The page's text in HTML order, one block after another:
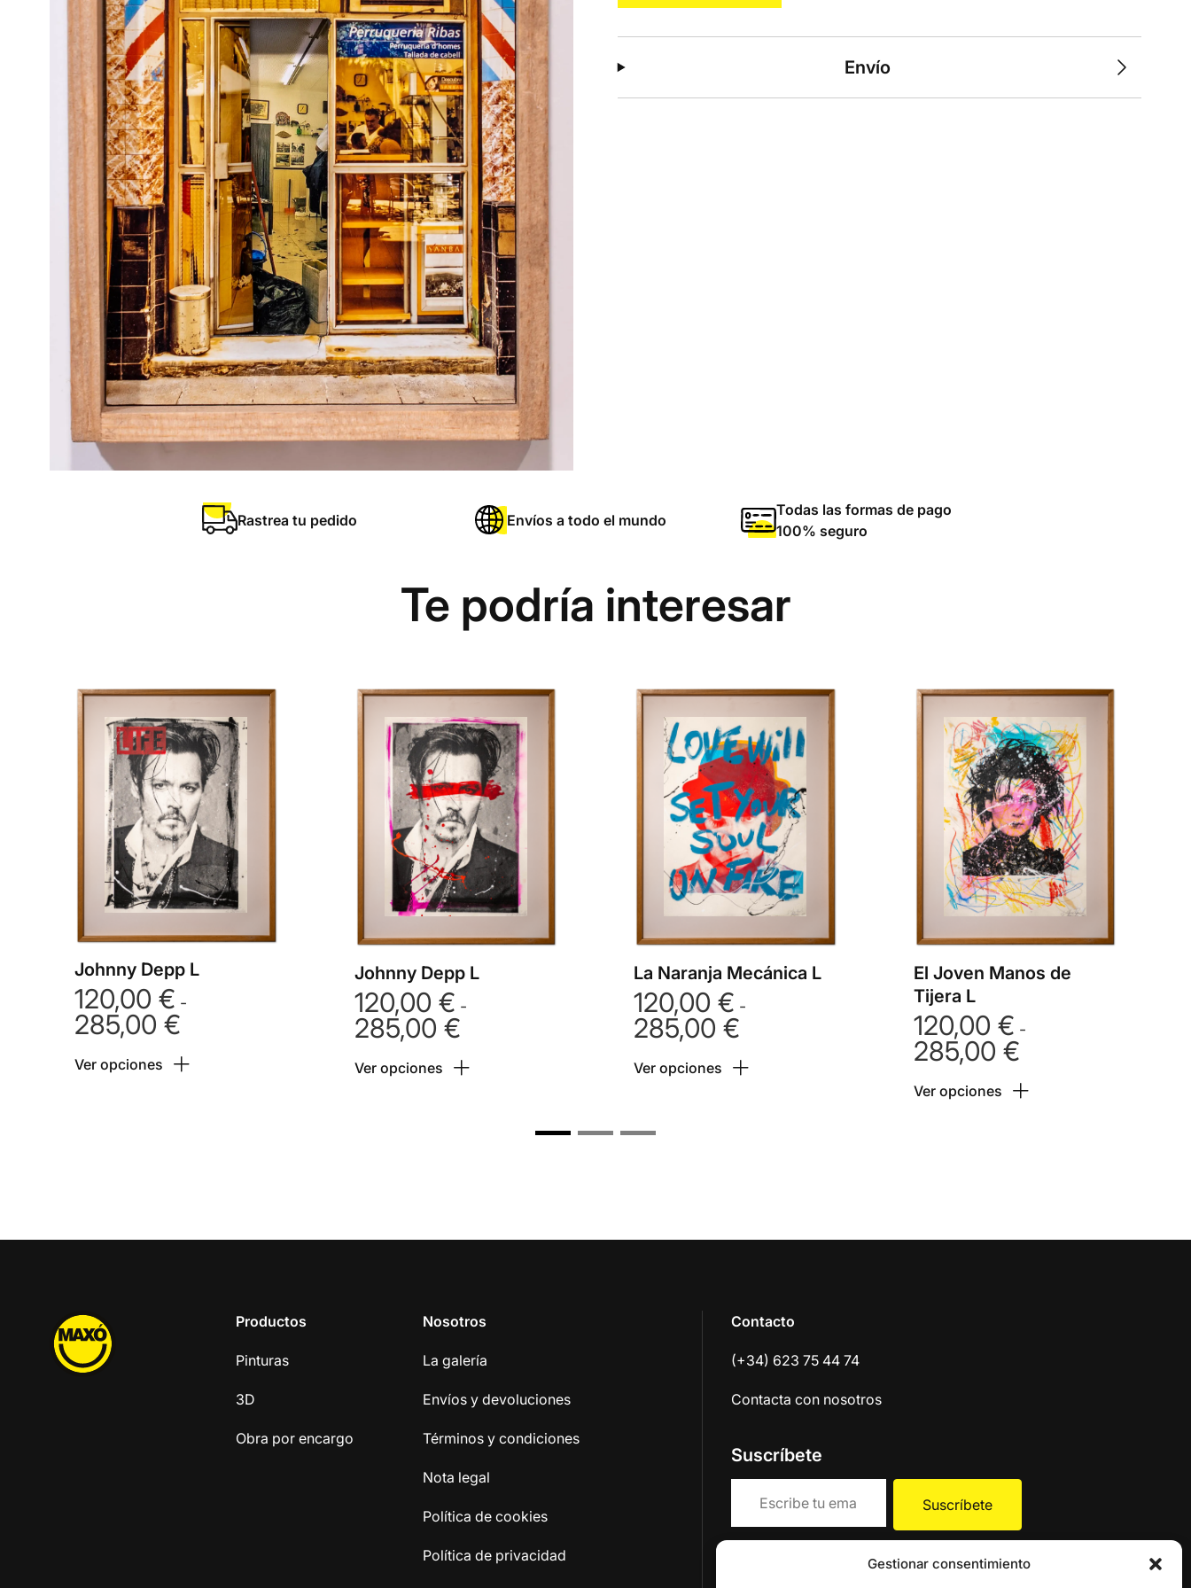
Gestionar consentimiento
cantidad
Envío
Rastrea tu pedido Envíos a todo el mundo
Todas las formas de pago
100% seguro
Te podría interesar
Johnny Depp L
120,00 € -
285,00 €
precios:
Ver opciones
Johnny Depp L
120,00 € -
285,00 €Rango
precios:
Ver opciones
La Naranja Mecánica L
120,00 € -
285,00 €
precios:
Ver opciones
El Joven Manos de
Tijera L
120,00 € -
285,00 €Rango
precios:
Ver opciones
Productos
Pinturas
3D
Obra por encargo
Nosotros
La galería
Envíos y devoluciones
Términos y condiciones
Nota legal
Política de cookies
Política de privacidad
Contacto
(+34) 623 75 44 74
Contacta con nosotros
Suscríbete
política de Privacidad